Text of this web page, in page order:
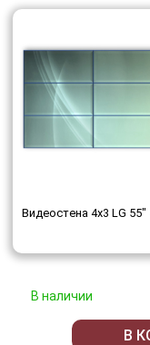
Видеостена 4x3 LG 55"
В наличии
В